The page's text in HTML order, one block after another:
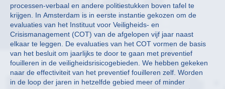
processen-verbaal en andere politiestukken boven tafel te
krijgen. In Amsterdam is in eerste instantie gekozen om de
evaluaties van het Instituut voor Veiligheids- en
Crisismanagement (COT) van de afgelopen vijf jaar naast
elkaar te leggen. De evaluaties van het COT vormen de basis
van het besluit om jaarlijks te door te gaan met preventief
fouilleren in de veiligheidsrisicogebieden. We hebben gekeken
naar de effectiviteit van het preventief fouilleren zelf. Worden
in de loop der jaren in hetzelfde gebied meer of minder